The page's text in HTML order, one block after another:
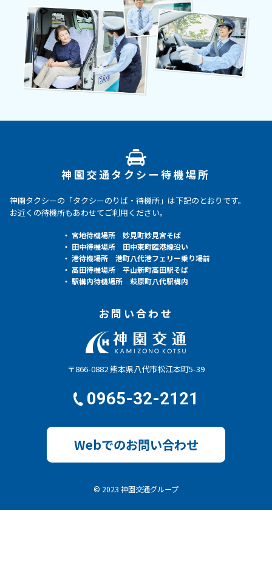
神園交通タクシー待機場所
神園タクシーの「タクシーのりば・待機所」は下記のとおりです。
お近くの待機所もあわせてご利用ください。
・ 宮地待機場所 妙見町妙見宮そば
・ 田中待機場所 田中東町臨港線沿い
・ 港待機場所 港町八代港フェリー乗り場前
・ 高田待機場所 平山新町高田駅そば
・ 駅構内待機場所 萩原町八代駅構内
お問い合わせ
〒866-0882 熊本県八代市松江本町5-39
0965-32-2121
Webでのお問い合わせ
© 2023 神園交通グループ